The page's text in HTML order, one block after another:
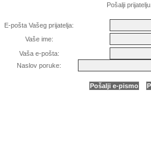
Pošalji prijatelju.
E-pošta Vašeg prijatelja:
Vaše ime:
Vaša e-pošta:
Naslov poruke: